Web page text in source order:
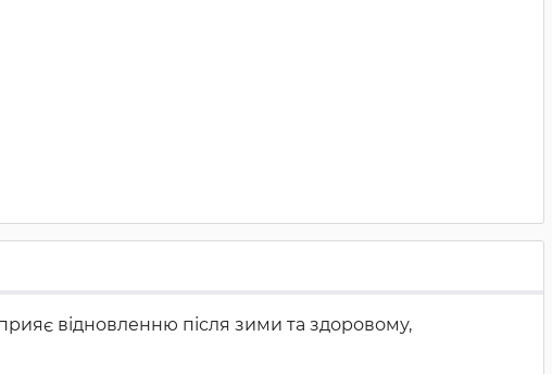
відновленню після зими та здоровому,